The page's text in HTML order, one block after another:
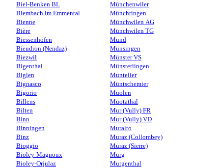
Biel-Benken BL
Biembach im Emmental
Bienne
Bière
Biessenhofen
Bieudron (Nendaz)
Biezwil
Bigenthal
Biglen
Bignasco
Bigorio
Billens
Bilten
Binn
Binningen
Binz
Bioggio
Bioley-Magnoux
Bioley-Orjulaz
Münchenwiler
Münchringen
Münchwilen AG
Münchwilen TG
Mund
Münsingen
Münster VS
Münsterlingen
Muntelier
Müntschemier
Muolen
Muotathal
Mur (Vully) FR
Mur (Vully) VD
Muralto
Muraz (Collombey)
Muraz (Sierre)
Murg
Murgenthal